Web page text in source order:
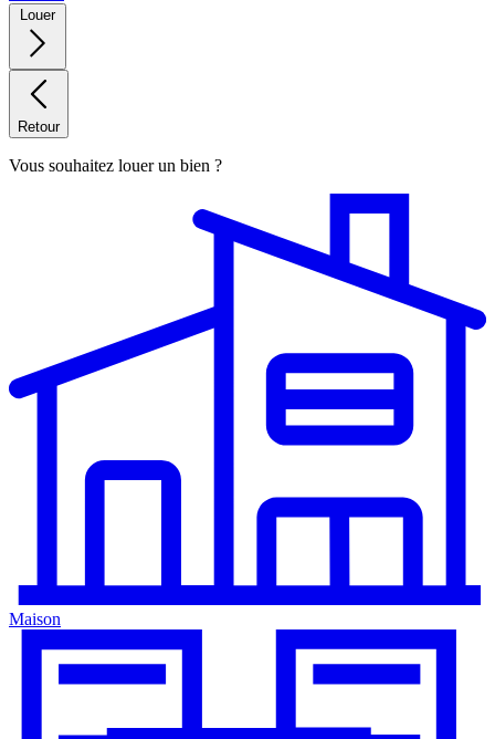
Louer
Retour
Vous souhaitez louer un bien ?
Maison